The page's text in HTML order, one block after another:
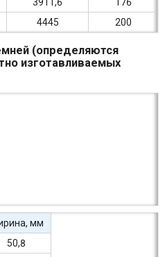
3911,6
176
4445 200
(определяются
изготавливаемых
мм
50,8